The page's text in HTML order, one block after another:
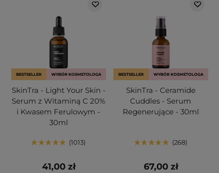
BESTSELLER WYBÓR KOSMETOLOGA
SkinTra - Light Your Skin -
Serum z Witaminą C 20%
i Kwasem Ferulowym -
30ml
1013
41,00 zł
BESTSELLER WYBÓR KOSMETOLOGA
SkinTra - Ceramide
Cuddles - Serum
Regenerujące - 30ml
268
67,00 zł